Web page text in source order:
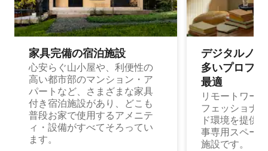
家具完備の宿⁠泊⁠施⁠設
心安らぐ山小屋や、利便性の
高い都市部のマンション・ア
パートなど、さまざまな家具
付き宿泊施設があり、どこも
普段お家で使用するアメニテ
ィ・設備がすべてそろってい
ます。
デジタルノ
多⁠いプ⁠ロ⁠フ⁠
最⁠適
リモートワー
フェッショナ
ド環境を提供
事専用スペー
施設です。